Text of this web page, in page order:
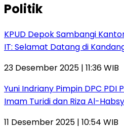
Politik
KPUD Depok Sambangi
IT: Selamat Datang di
23 Desember 2025 | 11:36 WIB
Yuni Indriany Pimpin DPC PDI
Imam Turidi dan Riza Al-
11 Desember 2025 | 10:54 WIB